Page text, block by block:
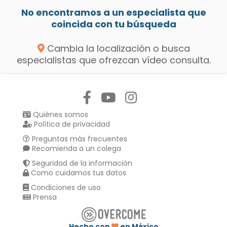
No encontramos a un especialista que
coincida con tu búsqueda
Cambia la localización o busca
especialistas que ofrezcan vídeo consulta.
Quiénes somos
Política de privacidad
Preguntas más frecuentes
Recomienda a un colega
Seguridad de la información
Como cuidamos tus datos
Condiciones de uso
Prensa